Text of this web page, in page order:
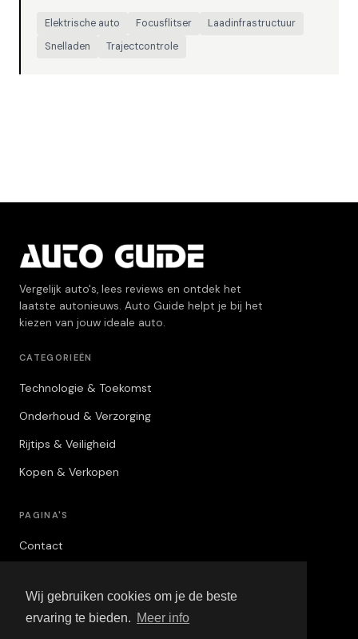
Wij gebruiken cookies om je de beste
ervaring te bieden. Meer info
Elektrische auto Focusflitser
Laadinfrastructuur
Snelladen
Trajectcontrole
Vergelijk auto's, lees reviews en ontdek het
laatste autonieuws. Auto Guide helpt je bij het
kiezen van jouw ideale auto.
CATEGORIEËN
Technologie & Toekomst
Onderhoud & Verzorging
Rijtips & Veiligheid
Kopen & Verkopen
PAGINA'S
Contact
Algemene Voorwaarden
Adverteren